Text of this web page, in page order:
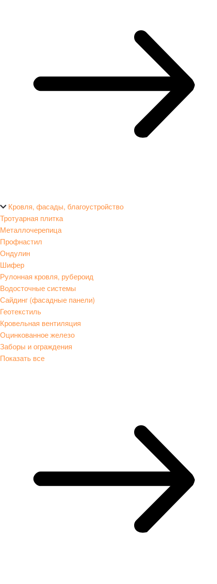
Кровля, фасады, благоустройство
Тротуарная плитка
Металлочерепица
Профнастил
Ондулин
Шифер
Рулонная кровля, рубероид
Водосточные системы
Сайдинг (фасадные панели)
Геотекстиль
Кровельная вентиляция
Оцинкованное железо
Заборы и ограждения
Показать все